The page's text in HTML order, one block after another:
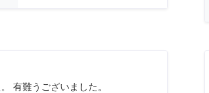
有難うございました。